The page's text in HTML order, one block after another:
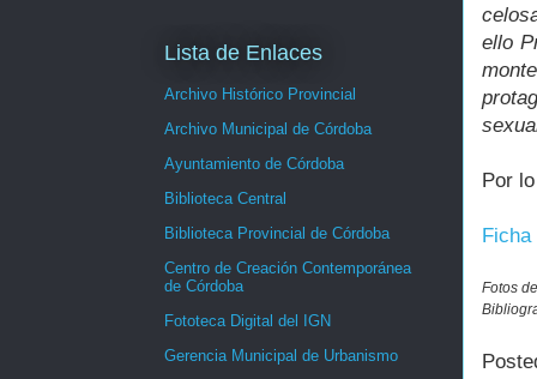
ello
Por
Ficha
Fotos
Lista de Enlaces
Archivo Histórico Provincial
Archivo Municipal de Córdoba
Ayuntamiento de Córdoba
Biblioteca Central
Biblioteca Provincial de Córdoba
Centro de Creación Contemporánea
de Córdoba
Fototeca Digital del IGN
Gerencia Municipal de Urbanismo